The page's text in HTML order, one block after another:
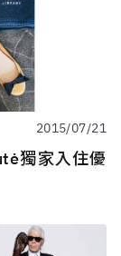
2015/07/21
獨家入住優